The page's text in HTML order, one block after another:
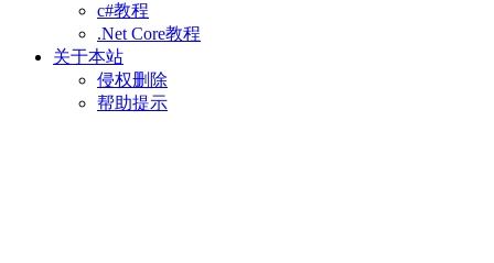
c#教程
.Net Core教程
关于本站
侵权删除
帮助提示